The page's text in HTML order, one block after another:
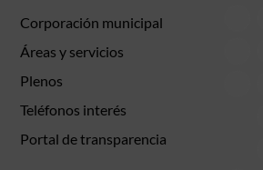
Corporación municipal
Áreas y servicios
Plenos
Teléfonos interés
Portal de transparencia